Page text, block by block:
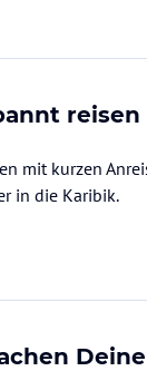
reisen
mit kurzen
den Kanaren oder in die Karibik.
Deine